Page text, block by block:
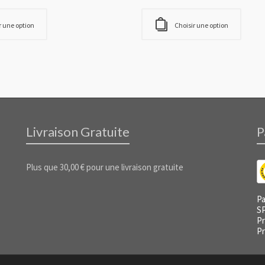
une option Choisir une option
Livraison Gratuite
Plus que 30,00€pour une livraison gratuite